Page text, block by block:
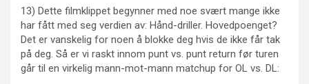
13) Dette filmklippet begynner med noe svært mange ikke
har fått med seg verdien av: Hånd-driller. Hovedpoenget?
Det er vanskelig for noen å blokke deg hvis de ikke får tak
på deg. Så er vi raskt innom punt vs. punt return før turen
går til en virkelig mann-mot-mann matchup for OL vs. DL: